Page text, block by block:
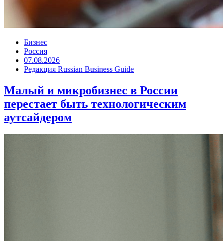
Бизнес
Россия
07.08.2026
Редакция Russian Business Guide
Малый и микробизнес в России
перестает быть технологическим
аутсайдером